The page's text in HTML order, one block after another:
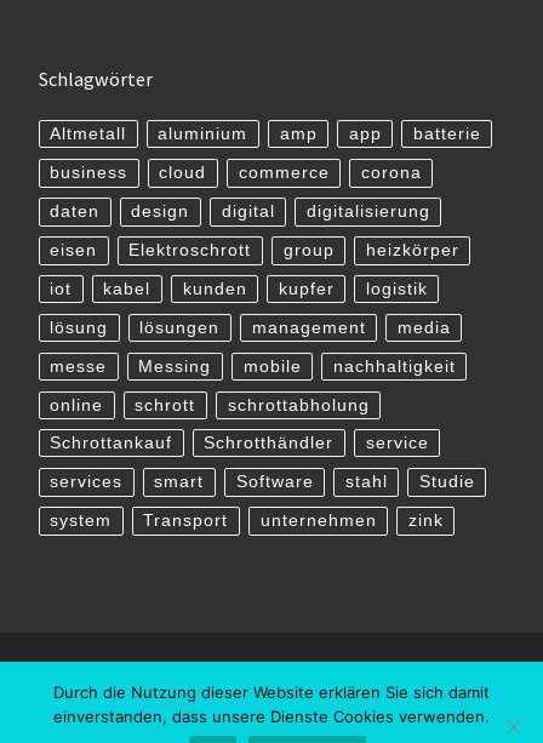
Schlagwörter
Altmetall aluminium amp app batterie
business cloud commerce corona
daten design digital digitalisierung
eisen Elektroschrott group heizkörper
iot kabel kunden kupfer logistik
lösung lösungen management media
messe Messing mobile nachhaltigkeit
online schrott schrottabholung
Schrottankauf Schrotthändler service
services smart Software stahl Studie
system Transport unternehmen zink
Durch die Nutzung dieser Website erklären Sie sich damit
einverstanden, dass unsere Dienste Cookies verwenden.